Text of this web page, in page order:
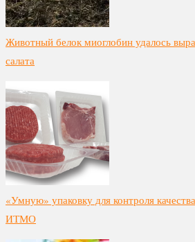
Животный белок миоглобин удалось
салата
«Умную» упаковку для контроля
ИТМО